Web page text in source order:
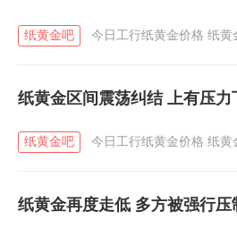
纸黄金吧 今日工行纸黄金价格 纸黄
纸黄金区间震荡纠结 上有压力
纸黄金吧 今日工行纸黄金价格 纸黄
纸黄金再度走低 多方被强行压